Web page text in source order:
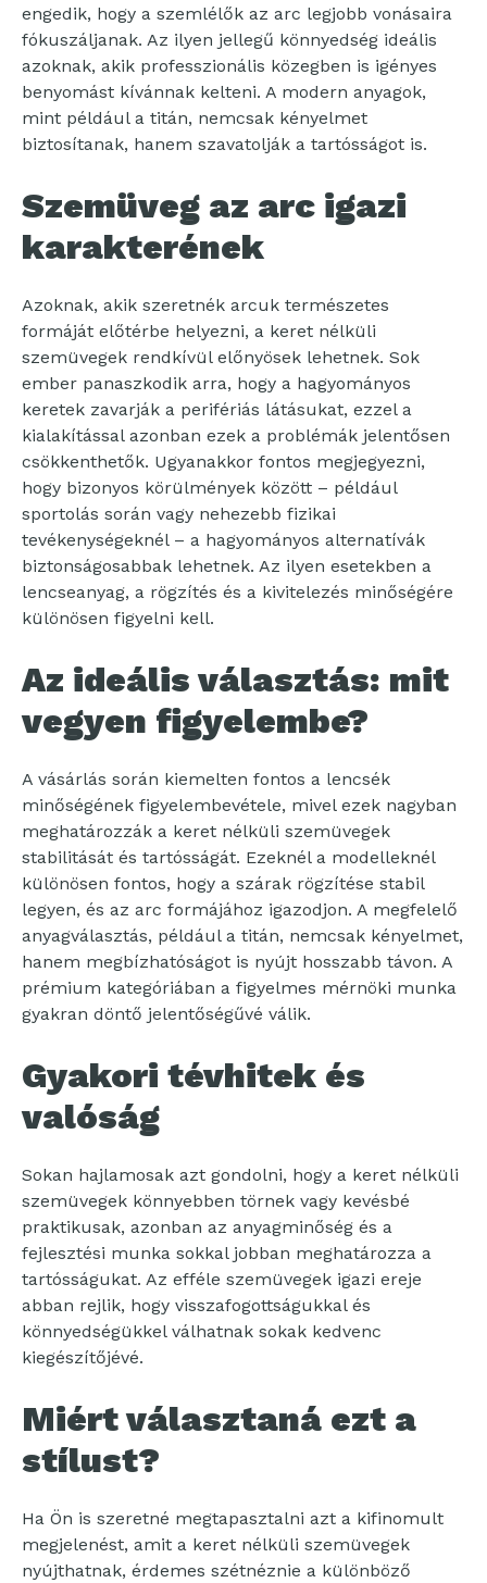
engedik, hogy a szemlélők az arc legjobb vonásaira
fókuszáljanak. Az ilyen jellegű könnyedség ideális
azoknak, akik professzionális közegben is igényes
benyomást kívánnak kelteni. A modern anyagok,
mint például a titán, nemcsak kényelmet
biztosítanak, hanem szavatolják a tartósságot is.
Szemüveg az arc igazi
karakterének
Azoknak, akik szeretnék arcuk természetes
formáját előtérbe helyezni, a keret nélküli
szemüvegek rendkívül előnyösek lehetnek. Sok
ember panaszkodik arra, hogy a hagyományos
keretek zavarják a perifériás látásukat, ezzel a
kialakítással azonban ezek a problémák jelentősen
csökkenthetők. Ugyanakkor fontos megjegyezni,
hogy bizonyos körülmények között – például
sportolás során vagy nehezebb fizikai
tevékenységeknél – a hagyományos alternatívák
biztonságosabbak lehetnek. Az ilyen esetekben a
lencseanyag, a rögzítés és a kivitelezés minőségére
különösen figyelni kell.
Az ideális választás: mit
vegyen figyelembe?
A vásárlás során kiemelten fontos a lencsék
minőségének figyelembevétele, mivel ezek nagyban
meghatározzák a keret nélküli szemüvegek
stabilitását és tartósságát. Ezeknél a modelleknél
különösen fontos, hogy a szárak rögzítése stabil
legyen, és az arc formájához igazodjon. A megfelelő
anyagválasztás, például a titán, nemcsak kényelmet,
hanem megbízhatóságot is nyújt hosszabb távon. A
prémium kategóriában a figyelmes mérnöki munka
gyakran döntő jelentőségűvé válik.
Gyakori tévhitek és
valóság
Sokan hajlamosak azt gondolni, hogy a keret nélküli
szemüvegek könnyebben törnek vagy kevésbé
praktikusak, azonban az anyagminőség és a
fejlesztési munka sokkal jobban meghatározza a
tartósságukat. Az efféle szemüvegek igazi ereje
abban rejlik, hogy visszafogottságukkal és
könnyedségükkel válhatnak sokak kedvenc
kiegészítőjévé.
Miért választaná ezt a
stílust?
Ha Ön is szeretné megtapasztalni azt a kifinomult
megjelenést, amit a keret nélküli szemüvegek
nyújthatnak, érdemes szétnéznie a különböző